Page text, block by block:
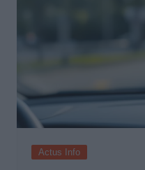
Actus Info